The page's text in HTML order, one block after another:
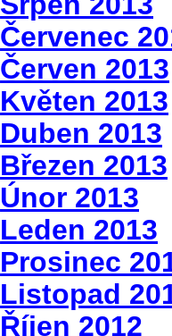
Červenec
Červen 2013
Květen 2013
Duben 2013
Březen 2013
Únor 2013
Leden 2013
Prosinec
Listopad
Říjen 2012